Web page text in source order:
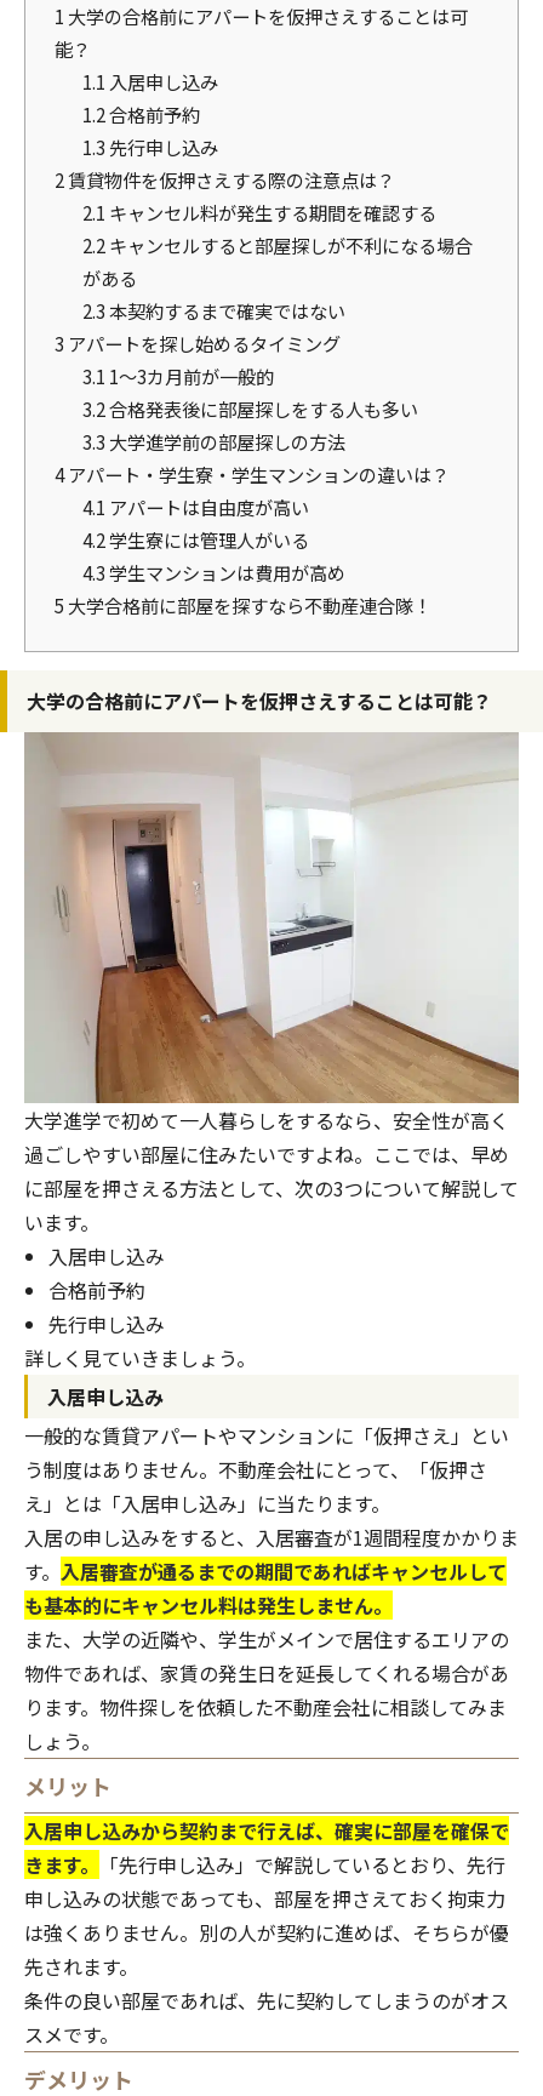
1 大学の合格前にアパートを仮押さえすることは可
能？
1.1 入居申し込み
1.2合格前予約
1.3 先行申し込み
2賃貸物件を仮押さえする際の注意点は？
2.1 キャンセル料が発生する期間を確認する
2.2キャンセルすると部屋探しが不利になる場合
がある
2.3本契約するまで確実ではない
3 アパートを探し始めるタイミング
3.1 1～3カ月前が一般的
3.2合格発表後に部屋探しをする人も多い
3.3 大学進学前の部屋探しの方法
4アパート・学生寮・学生マンションの違いは？
4.1 アパートは自由度が高い
4.2学生寮には管理人がいる
4.3学生マンションは費用が高め
5 大学合格前に部屋を探すなら不動産連合隊！
大学の合格前にアパートを仮押さえすることは可能？
大学進学で初めて一人暮らしをするなら、安全性が高く
過ごしやすい部屋に住みたいですよね。ここでは、早め
に部屋を押さえる方法として、次の3つについて解説して
います。
入居申し込み
合格前予約
先行申し込み
詳しく見ていきましょう。
入居申し込み
一般的な賃貸アパートやマンションに「仮押さえ」とい
う制度はありません。不動産会社にとって、「仮押さ
え」とは「入居申し込み」に当たります。
入居の申し込みをすると、入居審査が1週間程度かかりま
す。 入居審査が通るまでの期間であればキャンセルして
も基本的にキャンセル料は発生しません。
また、大学の近隣や、学生がメインで居住するエリアの
物件であれば、家賃の発生日を延長してくれる場合があ
ります。物件探しを依頼した不動産会社に相談してみま
しょう。
メリット
入居申し込みから契約まで行えば、確実に部屋を確保で
きます。
「先行申し込み」で解説しているとおり、先行
申し込みの状態であっても、部屋を押さえておく拘束力
は強くありません。別の人が契約に進めば、そちらが優
先されます。
条件の良い部屋であれば、先に契約してしまうのがオス
スメです。
デメリット